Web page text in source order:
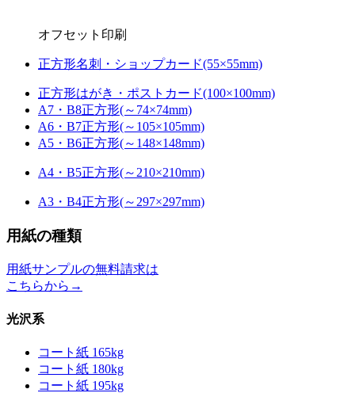
オフセット印刷
正方形名刺・ショップカード(55×55mm)
正方形はがき・ポストカード(100×100mm)
A7・B8正方形(～74×74mm)
A6・B7正方形(～105×105mm)
A5・B6正方形(～148×148mm)
A4・B5正方形(～210×210mm)
A3・B4正方形(～297×297mm)
用紙の種類
用紙サンプルの無料請求は
こちらから→
光沢系
コート紙 165kg
コート紙 180kg
コート紙 195kg